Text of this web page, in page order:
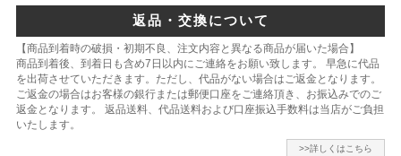
返品・交換について
【商品到着時の破損・初期不良、注文内容と異なる商品が届いた場合】
商品到着後、到着日も含め7日以内にご連絡をお願い致します。 早急に代品
を出荷させていただきます。ただし、代品がない場合はご返金となります。
ご返金の場合はお客様の銀行または郵便口座をご連絡頂き、お振込みでのご
返金となります。 返品送料、代品送料および口座振込手数料は当店がご負担
いたします。
>>詳しくはこちら